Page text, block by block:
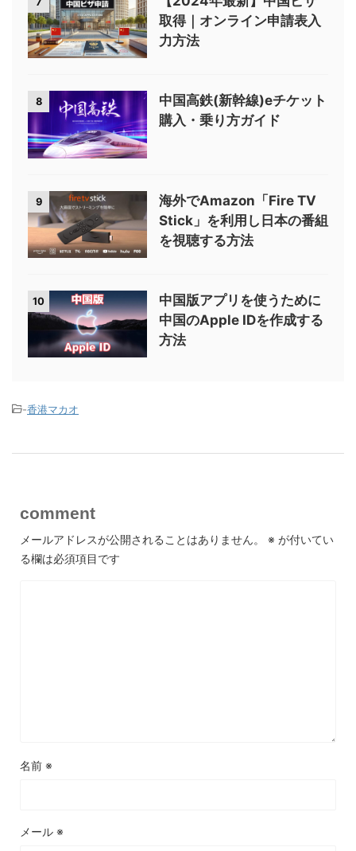
取得｜オンライン申請表入
力方法
8
中国高鉄(新幹線)eチケット
購入・乗り方ガイド
9
海外でAmazon「Fire TV
Stick」を利用し日本の番組
を視聴する方法
10
中国版アプリを使うために
中国のApple IDを作成する
方法
-香港マカオ
comment
メールアドレスが公開されることはありません。 ※ が付いてい
る欄は必須項目です
名前 ※
メール ※